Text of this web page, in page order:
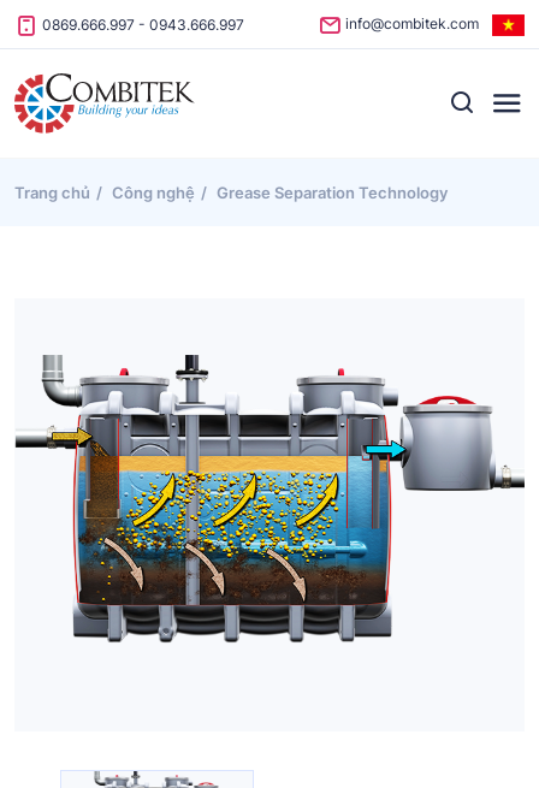
Skip to content
0869.666.997 - 0943.666.997 info@combitek.com
Trang chủ Công nghệ Grease Separation Technology